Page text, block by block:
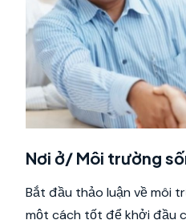
Nơi ở/ Môi trường
Bắt đầu thảo luận về môi
một cách tốt để khởi đầu